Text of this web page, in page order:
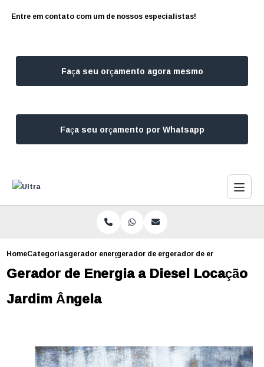
Entre em contato com um de nossos especialistas!
Faça seu orçamento agora mesmo
Faça seu orçamento por Whatsapp
HomeCategoriasgerador energiagerador de energia industrial
gerador de energia a
Gerador de Energia a Diesel Locação
Jardim Ângela